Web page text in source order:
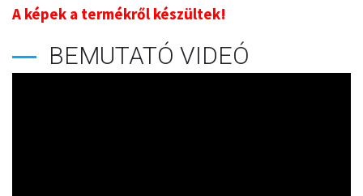
A képek a termékről készültek!
BEMUTATÓ VIDEÓ